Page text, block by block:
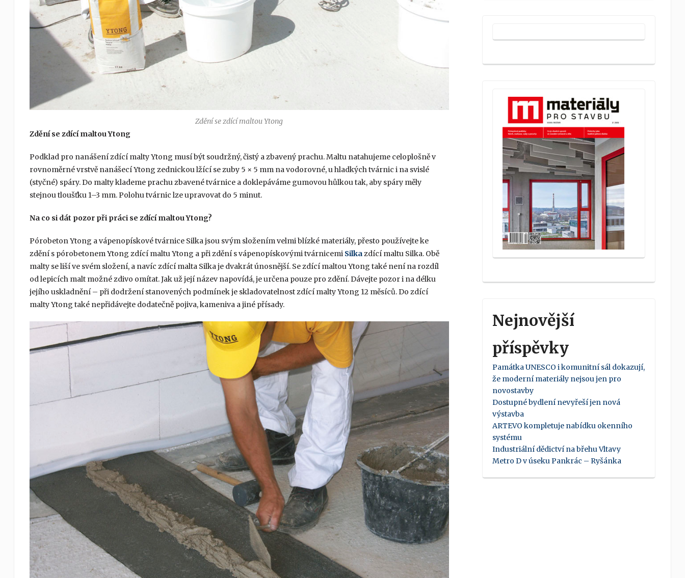
Zdění se zdící maltou Ytong
Zdění se zdící maltou Ytong
Podklad pro nanášení zdící malty Ytong musí být soudržný, čistý a zbavený prachu. Maltu natahujeme celoplošně v
rovnoměrné vrstvě nanášecí Ytong zednickou lžící se zuby 5 × 5 mm na vodorovné, u hladkých tvárnic i na svislé
(styčné) spáry. Do malty klademe prachu zbavené tvárnice a doklepáváme gumovou hůlkou tak, aby spáry měly
stejnou tloušťku 1–3 mm. Polohu tvárnic lze upravovat do 5 minut.
Na co si dát pozor při práci se zdící maltou Ytong?
Pórobeton Ytong a vápenopískové tvárnice Silka jsou svým složením velmi blízké materiály, přesto používejte ke
zdění s pórobetonem Ytong zdící maltu Ytong a při zdění s vápenopískovými tvárnicemi Silkazdící maltu Silka. Obě
malty se liší ve svém složení, a navíc zdící malta Silka je dvakrát únosnější. Se zdící maltou Ytong také není na rozdíl
od lepicích malt možné zdivo omítat. Jak už její název napovídá, je určena pouze pro zdění. Dávejte pozor i na délku
jejího uskladnění – při dodržení stanovených podmínek je skladovatelnost zdící malty Ytong 12 měsíců. Do zdící
malty Ytong také nepřidávejte dodatečně pojiva, kameniva a jiné přísady.
Nejnovější
příspěvky
Památka UNESCO i komunitní sál dokazují,
že moderní materiály nejsou jen pro
novostavby
Dostupné bydlení nevyřeší jen nová
výstavba
ARTEVO kompletuje nabídku okenního
systému
Industriální dědictví na břehu Vltavy
Metro D v úseku Pankrác – Ryšánka